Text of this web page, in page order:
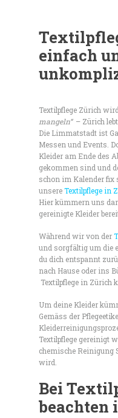
einfach
Textilpflege Zürich
mangeln“– Zürich
Die Limmatstadt ist
Messen und Events.
Kleider am Ende des
gekommen sind und
schon im Kalender fix
unsereTextilpflege in
Hier kümmern uns
gereinigte Kleider
Während wir von der
und sorgfältig um die
du dich entspannt
nach Hause oder ins
Textilpflege in Zürich
Um deine Kleider
Gemäss der
Textilpflege gereinigt
chemische Reinigung
wird.
Bei
beachten